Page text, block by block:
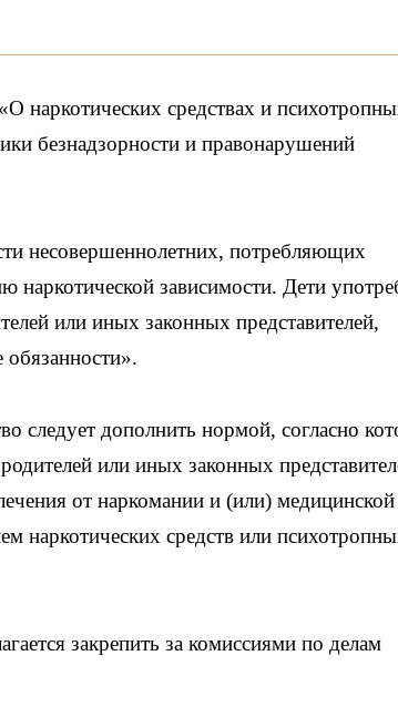
наркотических средствах и
безнадзорности и правонарушений
несовершеннолетних, потребляющих
наркотической зависимости. Дети
или иных законных представителей,
следует дополнить нормой, согласно
или иных законных
от наркомании и (или)
наркотических средств или
закрепить за комиссиями по делам